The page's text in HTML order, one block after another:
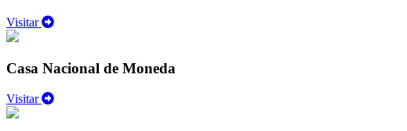
Visitar
Casa Nacional de Moneda
Visitar